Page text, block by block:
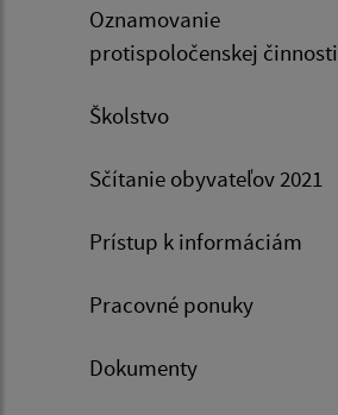
Oznamovanie
protispoločenskej činnosti
Školstvo
Sčítanie obyvateľov 2021
Prístup k informáciám
Pracovné ponuky
Dokumenty